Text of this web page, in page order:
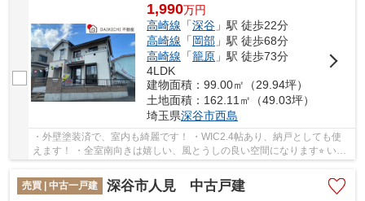
1,990万円
高崎線 「深谷」駅 徒歩22分
高崎線 「岡部」駅 徒歩68分
高崎線 「籠原」駅 徒歩73分
4LDK
建物面積：99.00㎡（29.94坪）
土地面積：162.11㎡（49.03坪）
埼玉県深谷市西島
・外壁塗装済で、室内も綺麗です！ ・WIC2.4帖あり、納戸としても使
えます！ ・全室南向きは嬉しい、風とうしの良い空間になります⭐︎ いつ
売買 | 中古一戸建
深谷市人見 中古戸建